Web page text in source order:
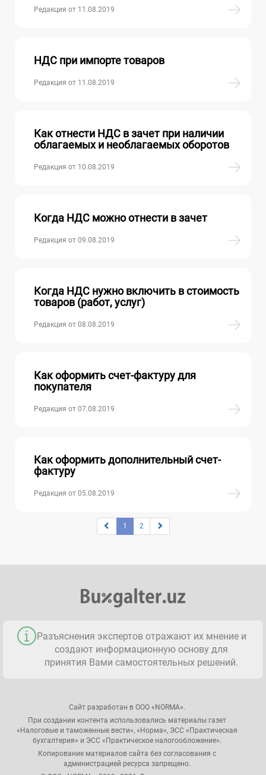
Редакция от 11.08.2019
НДС при импорте товаров
Редакция от 11.08.2019
Как отнести НДС в зачет при наличии
облагаемых и необлагаемых оборотов
Редакция от 10.08.2019
Когда НДС можно отнести в зачет
Редакция от 09.08.2019
Когда НДС нужно включить в стоимость
товаров (работ, услуг)
Редакция от 08.08.2019
Как оформить счет-фактуру для
покупателя
Редакция от 07.08.2019
Как оформить дополнительный счет-
фактуру
Редакция от 05.08.2019
1 2
Разъяснения экспертов отражают их мнение и
создают информационную основу для
принятия Вами самостоятельных решений.
Сайт разработан в ООО «NORMA».
При создании контента использовались материалы газет
«Налоговые и таможенные вести», «Норма», ЭСС «Практическая
бухгалтерия» и ЭСС «Практическое налогообложение».
Копирование материалов сайта без согласования с
администрацией ресурса запрещено.